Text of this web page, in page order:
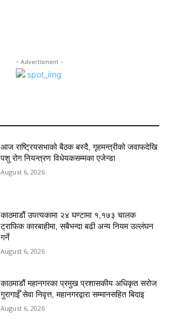
- Advertisment -
आज राष्ट्रियसभाको बैठक बस्दै, गृहमन्त्रीको जवाफदेखि
पशु रोग नियन्त्रण विधेयकसम्मका एजेन्डा
August 6, 2026
काठमाडौं उपत्यकामा २४ घण्टामा १,१७३ चालक
ट्राफिक कारबाहीमा, सबैभन्दा बढी अन्य नियम उल्लंघन
गर्ने
August 6, 2026
काठमाडौं महानगरका प्रमुख प्रशासकीय अधिकृत सरोज
गुरागाईँ सेवा निवृत्त, महानगरद्वारा सम्मानसहित बिदाइ
August 6, 2026